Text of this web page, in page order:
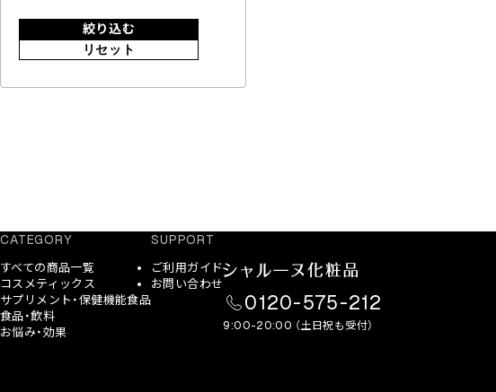
絞り込む
リセット
CATEGORY
すべての商品一覧
コスメティックス
サプリメント・保健機能食品
食品・飲料
お悩み・効果
SUPPORT
ご利用ガイド
お問い合わせ
0120-575-212
9:00-20:00 （土日祝も受付）